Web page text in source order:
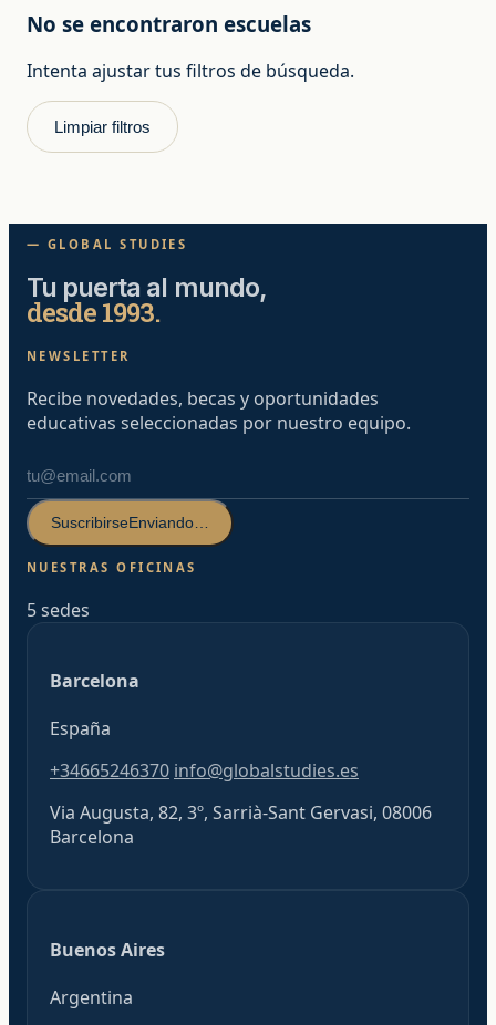
No se encontraron escuelas
Intenta ajustar tus filtros de búsqueda.
Limpiar filtros
— GLOBAL STUDIES
Tu puerta al mundo,
desde 1993.
NEWSLETTER
Recibe novedades, becas y oportunidades
educativas seleccionadas por nuestro equipo.
SuscribirseEnviando…
NUESTRAS OFICINAS
5 sedes
Barcelona
España
+34665246370 info@globalstudies.es
Via Augusta, 82, 3º, Sarrià-Sant Gervasi, 08006
Barcelona
Buenos Aires
Argentina